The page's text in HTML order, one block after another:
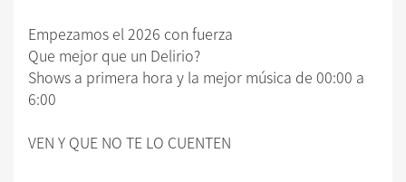
Empezamos el 2026 con fuerza
Que mejor que un Delirio?
Shows a primera hora y la mejor música de 00:00 a
6:00
VEN Y QUE NO TE LO CUENTEN